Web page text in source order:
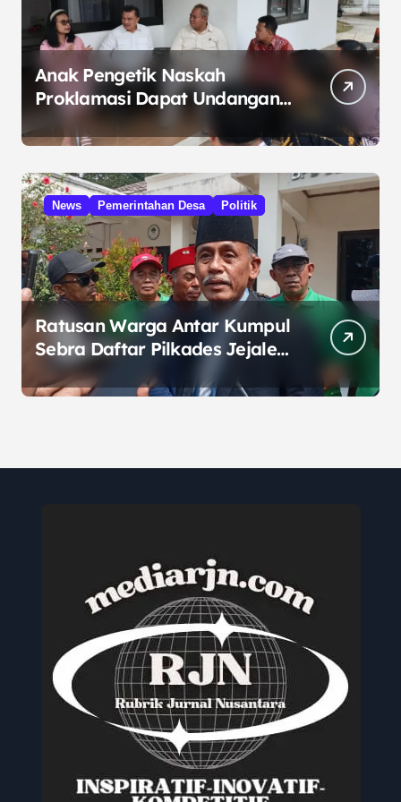
Anak Pengetik Naskah
Proklamasi Dapat Undangan
HUT RI dari Presiden
Prabowo
News Pemerintahan Desa Politik
Ratusan Warga Antar Kumpul
Sebra Daftar Pilkades Jejalen
Jaya, Serukan Pemilu Damai